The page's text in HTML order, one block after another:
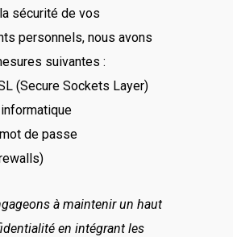
sécurité de vos
personnels, nous avons
suivantes :
(Secure Sockets Layer)
informatique
de passe
à maintenir un haut
en intégrant les